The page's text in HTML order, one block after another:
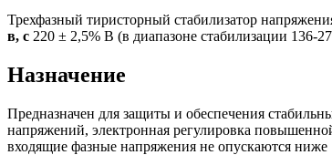
Трехфазный тиристорный стабилизатор
в, с 220 ± 2,5% В (в диапазоне стабилизации 136-
Назначение
Предназначен для защиты и обеспечения
напряжений, электронная регулировка
входящие фазные напряжения не опускаются